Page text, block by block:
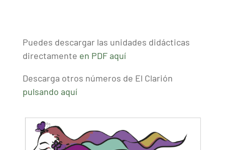
Puedes descargar las unidades didácticas
directamente en PDF aquí
Descarga otros números de El Clarión
pulsando aquí